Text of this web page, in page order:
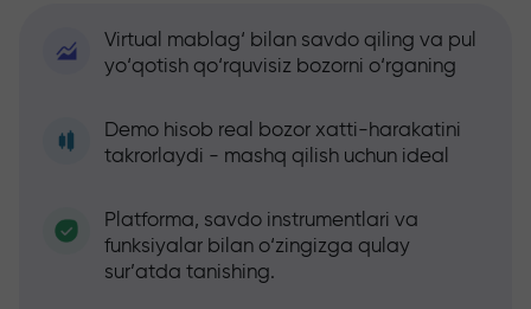
Virtual mablag‘ bilan savdo qiling va pul
yo‘qotish qo‘rquvisiz bozorni o‘rganing
Demo hisob real bozor xatti-harakatini
takrorlaydi - mashq qilish uchun ideal
Platforma, savdo instrumentlari va
funksiyalar bilan o‘zingizga qulay
sur’atda tanishing.